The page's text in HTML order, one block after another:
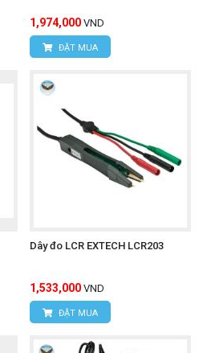
1,974,000 VND
ĐẶT MUA
Dây đo LCR EXTECH LCR203
1,533,000 VND
ĐẶT MUA